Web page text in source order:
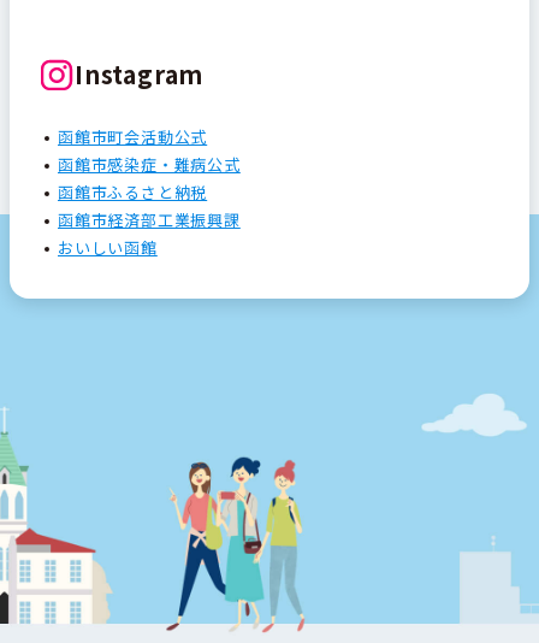
Instagram
函館市町会活動公式
函館市感染症・難病公式
函館市ふるさと納税
函館市経済部工業振興課
おいしい函館